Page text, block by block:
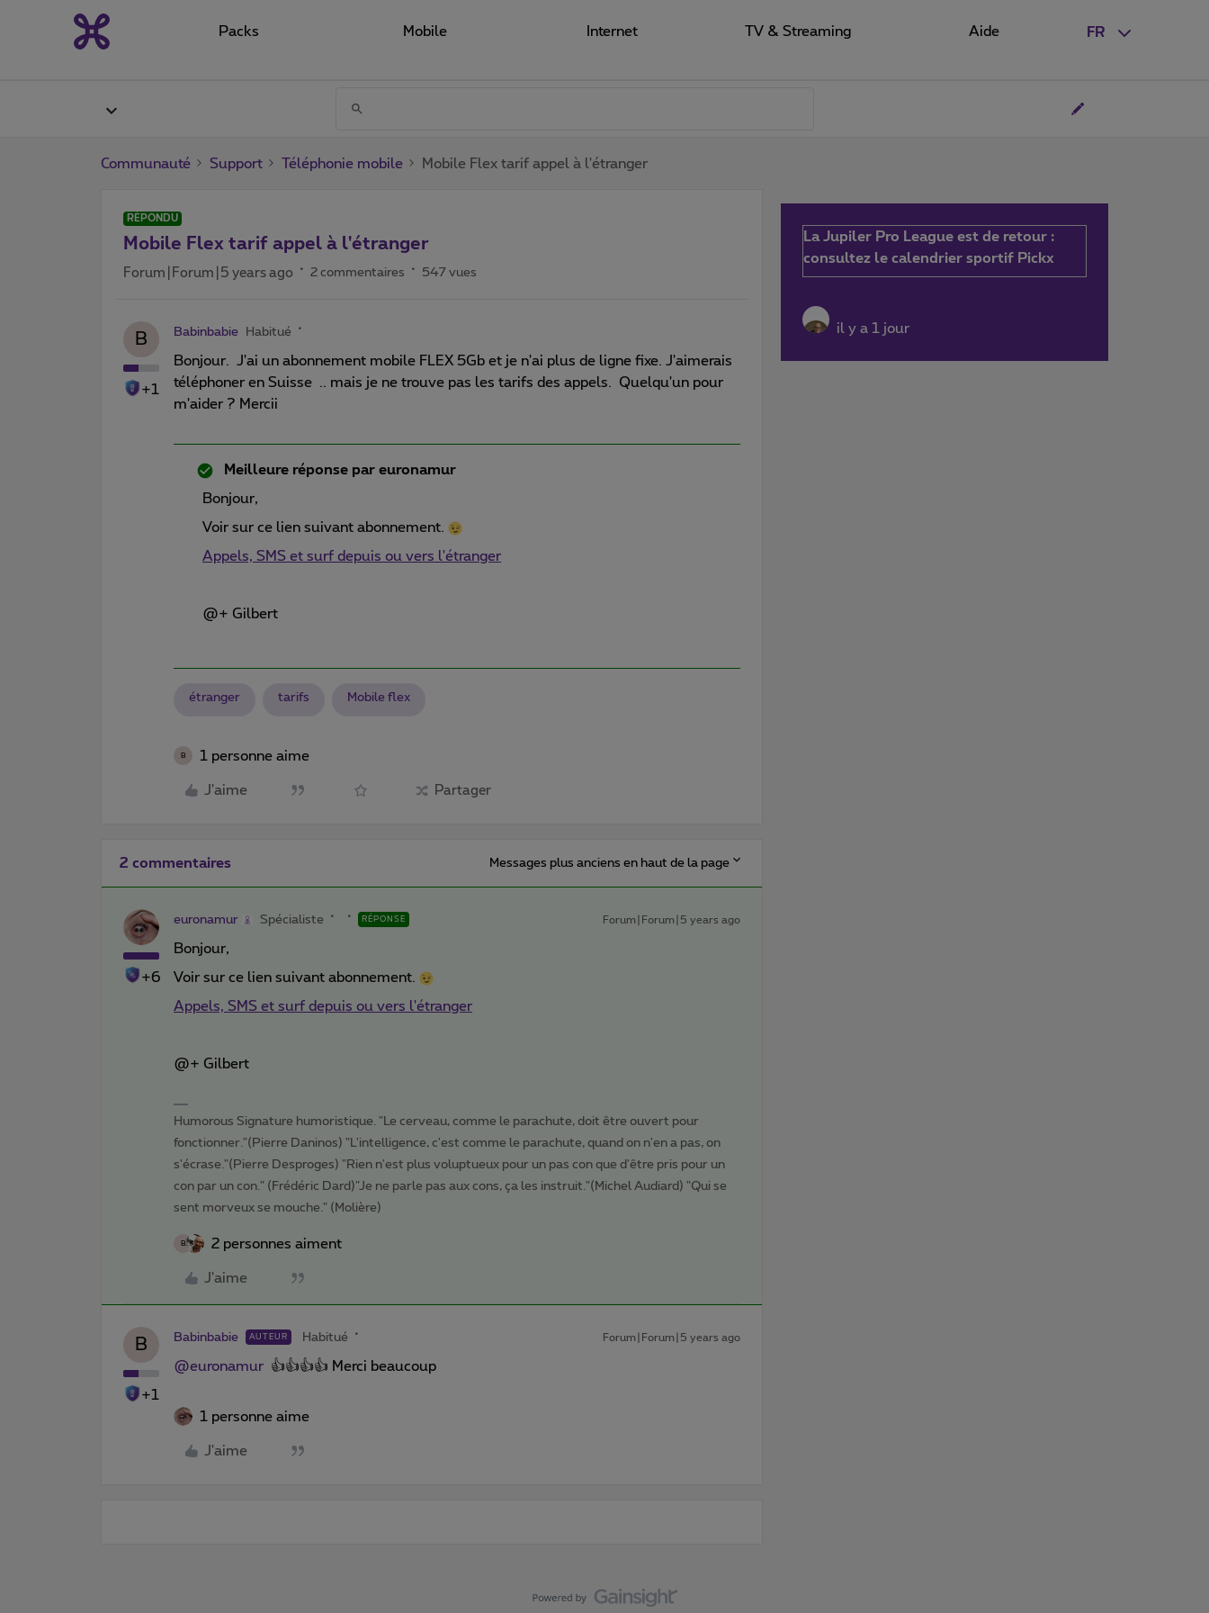
FR
Packs Mobile Internet TV & Streaming Aide
Communauté Support Téléphonie mobile Mobile Flex tarif appel à l'étranger
RÉPONDU
Mobile Flex tarif appel à l'étranger
Forum|Forum|5 years ago 2 commentaires 547 vues
B
+1
Babinbabie Habitué
Bonjour. J'ai un abonnement mobile FLEX 5Gb et je n'ai plus de ligne fixe. J'aimerais
téléphoner en Suisse .. mais je ne trouve pas les tarifs des appels. Quelqu'un pour
m'aider ? Mercii
Meilleure réponse par euronamur
Bonjour,
Voir sur ce lien suivant abonnement.
Appels, SMS et surf depuis ou vers l'étranger
@+ Gilbert
étranger tarifs Mobile flex
B 1 personne aime
J'aime Partager
2 commentaires Messages plus anciens en haut de la page
+6
euronamur Spécialiste RÉPONSE Forum|Forum|5 years ago
Bonjour,
Voir sur ce lien suivant abonnement.
Appels, SMS et surf depuis ou vers l'étranger
@+ Gilbert
Humorous Signature humoristique. "Le cerveau, comme le parachute, doit être ouvert pour
fonctionner."(Pierre Daninos) "L'intelligence, c'est comme le parachute, quand on n'en a pas, on
s'écrase."(Pierre Desproges) "Rien n'est plus voluptueux pour un pas con que d'être pris pour un
con par un con." (Frédéric Dard)"Je ne parle pas aux cons, ça les instruit."(Michel Audiard) "Qui se
sent morveux se mouche." (Molière)
B 2 personnes aiment
J'aime
B
+1
Babinbabie AUTEUR Habitué Forum|Forum|5 years ago
@euronamur 👍👍👍👍 Merci beaucoup
1 personne aime
J'aime
La Jupiler Pro League est de retour :
consultez le calendrier sportif Pickx
il y a 1 jour